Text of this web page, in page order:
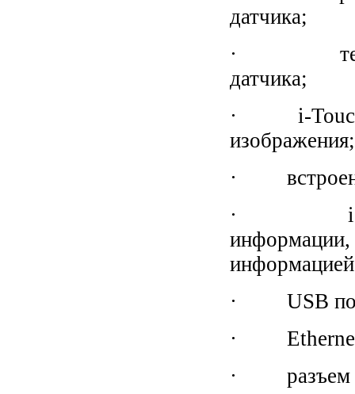
датчика;
·
датчика;
· i-Touch –
изображения;
·
· i-Station
· USB
· Ethernet
· разъем и